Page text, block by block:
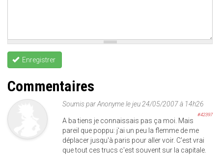
Enregistrer
Commentaires
Soumis parAnonymele jeu 24/05/2007 à 14h26
#42397
A ba tiens je connaissais pas ça moi. Mais
pareil que poppu: j'ai un peu la flemme de me
déplacer jusqu'à paris pour aller voir. C'est vrai
que tout ces trucs c'est souvent sur la capitale.